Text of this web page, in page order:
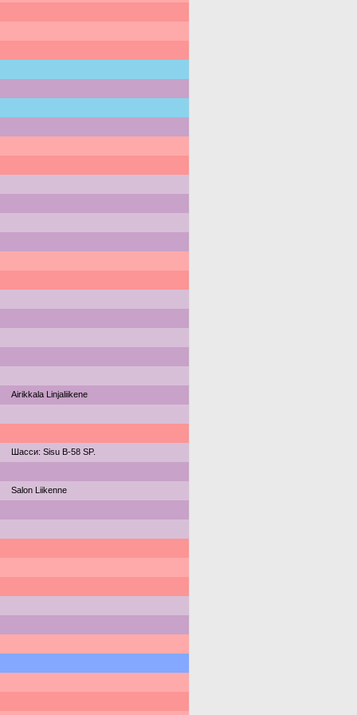
Airikkala Linjaliikene
Шасси: Sisu B-58 SP.
Salon Liikenne